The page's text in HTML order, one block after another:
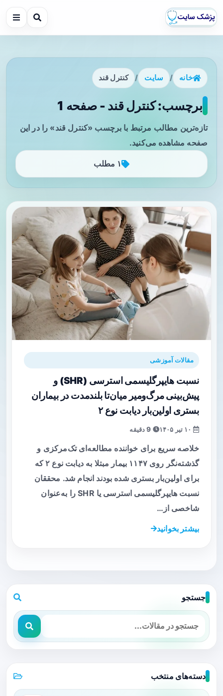
خانه / سایت / کنترل قند
برچسب: کنترل قند - صفحه 1
تازه‌ترین مطالب مرتبط با برچسب «کنترل قند» را در این
صفحه مشاهده می‌کنید.
۱ مطلب
مقالات آموزشی
نسبت هایپرگلیسمی استرسی (SHR) و
پیش‌بینی مرگ‌ومیر میان‌تا بلندمدت در بیماران
بستری اولین‌بار دیابت نوع ۲
خلاصه سریع برای خواننده مطالعه‌ای تک‌مرکزی و
گذشته‌نگر روی ۱۱۴۷ بیمار مبتلا به دیابت نوع ۲ که
برای اولین‌بار بستری شده بودند انجام شد. محققان
نسبت هایپرگلیسمی استرسی یا SHR را به‌عنوان
شاخصی از…
بیشتر بخوانید
جستجو
دسته‌های منتخب